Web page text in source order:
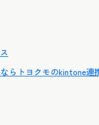
らトヨクモのkintone連